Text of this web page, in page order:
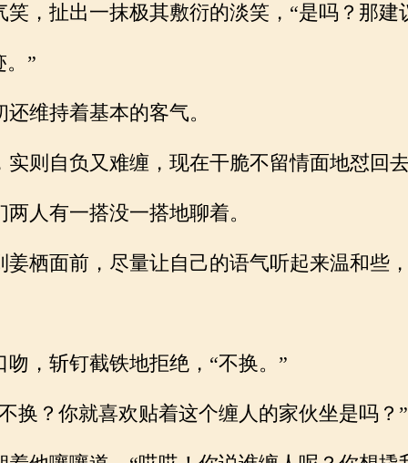
，扯出一抹极其敷衍的淡笑，“是吗？那建
。”
维持着基本的客气。
则自负又难缠，现在干脆不留情面地怼回
人有一搭没一搭地聊着。
栖面前，尽量让自己的语气听起来温和些
，斩钉截铁地拒绝，“不换。”
？你就喜欢贴着这个缠人的家伙坐是吗？”